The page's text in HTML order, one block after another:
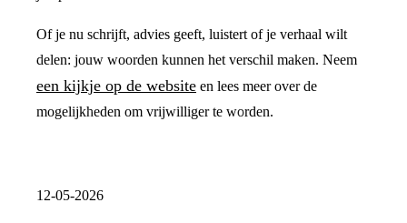
Of je nu schrijft, advies geeft, luistert of je verhaal wilt
delen: jouw woorden kunnen het verschil maken. Neem
een kijkje op de website en lees meer over de
mogelijkheden om vrijwilliger te worden.
12-05-2026